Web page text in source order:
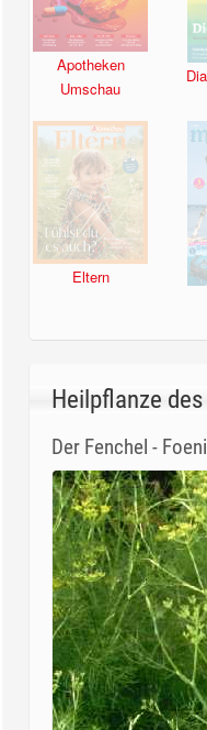
Apotheken
Umschau
Eltern
Heilpflanze
Der Fenchel -